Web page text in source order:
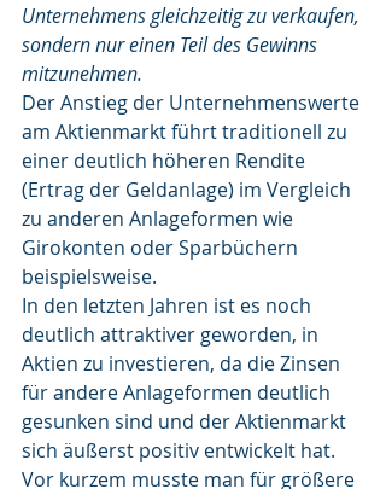
Unternehmens gleichzeitig zu verkaufen,
sondern nur einen Teil des Gewinns
mitzunehmen.
Der Anstieg der Unternehmenswerte
am Aktienmarkt führt traditionell zu
einer deutlich höheren Rendite
(Ertrag der Geldanlage) im Vergleich
zu anderen Anlageformen wie
Girokonten oder Sparbüchern
beispielsweise.
In den letzten Jahren ist es noch
deutlich attraktiver geworden, in
Aktien zu investieren, da die Zinsen
für andere Anlageformen deutlich
gesunken sind und der Aktienmarkt
sich äußerst positiv entwickelt hat.
Vor kurzem musste man für größere